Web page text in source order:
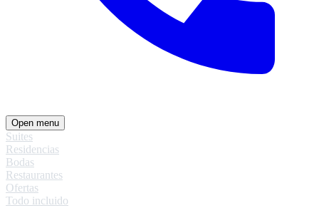
Open menu
Suites
Residencias
Bodas
Restaurantes
Ofertas
Todo incluido